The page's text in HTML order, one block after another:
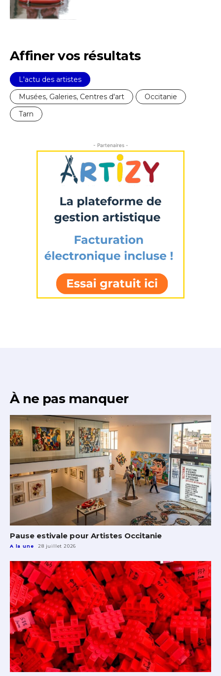
J'accepte les
* Champ obligatoire
Affiner vos résultats
L'actu des artistes
Musées, Galeries, Centres d'art
Occitanie
Tarn
- Partenaires -
À ne pas manquer
Pause estivale pour Artistes Occitanie
A la une 28 juillet 2026